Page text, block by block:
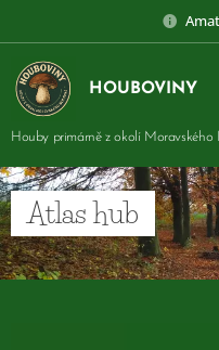
HOUBOVINY
Houby primárně z okolí Moravského
Atlas hub